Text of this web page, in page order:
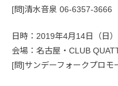
[問]清水音泉 06-6357-3666
日時：2019年4月14日（日
会場：名古屋・CLUB
[問]サンデーフォークプロ